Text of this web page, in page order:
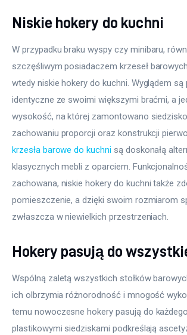
Niskie hokery do kuchni
W przypadku braku wyspy czy minibaru,
szczęśliwym posiadaczem krzeseł
wtedy niskie hokery do kuchni. Wyglądem są
identyczne ze swoimi większymi braćmi, a
wysokość, na której zamontowano
zachowaniu proporcji oraz konstrukcji
krzesła barowe do kuchni są doskonałą
klasycznych mebli z oparciem.
zachowana, niskie hokery do kuchni także
pomieszczenie, a dzięki swoim rozmiarom
zwłaszcza w niewielkich przestrzeniach.
Hokery pasują do
Wspólną zaletą wszystkich stołków
ich olbrzymia różnorodność i mnogość
temu nowoczesne hokery pasują do
plastikowymi siedziskami podkreślają